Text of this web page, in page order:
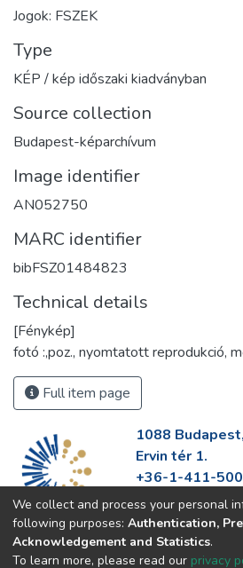
Jogok: FSZEK
Type
KÉP / kép időszaki kiadványban
Source collection
Budapest-képarchívum
Image identifier
AN052750
MARC identifier
bibFSZ01484823
Technical details
[Fénykép]
fotó :,poz., nyomtatott reprodukció,
Full item page
1088
Ervin tér 1.
+36-1-411-
info@fszek.hu
https://fszek.hu
We collect and process your personal
following purposes: Authentication,
Acknowledgement and Statistics.
To learn more, please read our privacy